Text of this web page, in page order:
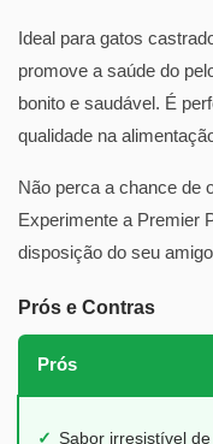
Ideal para gatos
promove a saúde do
bonito e saudável. É
qualidade na
Não perca a chance de
Experimente a Premier
disposição do seu
Prós e Contras
Prós
✓ Sabor irresistível de